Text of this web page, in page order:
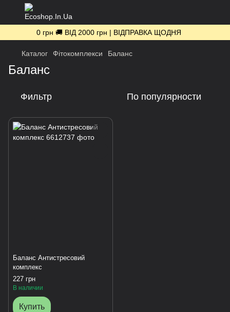
0 грн 🚚 ВІД 2000 грн | ВІДПРАВКА ЩОДНЯ
Каталог Фітокомплекси Баланс
Баланс
Фильтр По популярности
Баланс Антистресовий
комплекс
227 грн
В наличии
Купить